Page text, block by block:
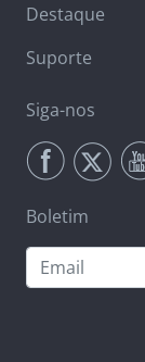
Destaque
Suporte
Siga-nos
Boletim